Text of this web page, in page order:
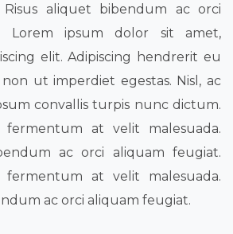
Risus aliquet bibendum ac orci
Lorem ipsum dolor sit amet,
elit. Adipiscing hendrerit eu
ut imperdiet egestas. Nisl, ac
convallis turpis nunc dictum.
fermentum at velit malesuada.
ac orci aliquam feugiat.
fermentum at velit malesuada.
ac orci aliquam feugiat.